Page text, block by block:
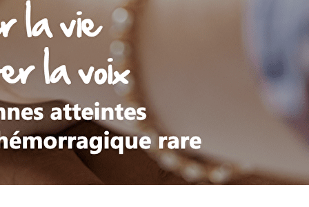
Cliquez pour éditer